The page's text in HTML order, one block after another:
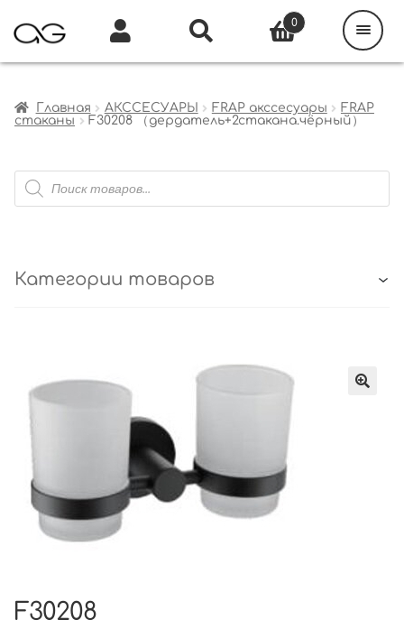
Главная АКССЕСУАРЫ FRAP акссесуары
FRAP
стаканы
F30208 （дердатель+2стакана.чёрный）
Поиск
товаров
Категории товаров
F30208
0